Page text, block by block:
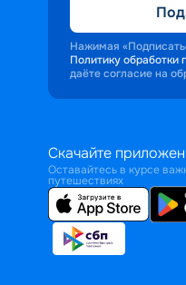
Нажимая
Политику обработки
даёте согласие на
Скачайте
Оставайтесь в курсе
путешествиях